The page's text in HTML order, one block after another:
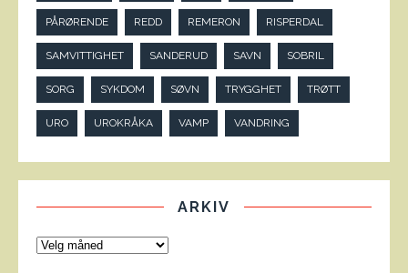
PÅRØRENDE REDD REMERON RISPERDAL
SAMVITTIGHET SANDERUD SAVN SOBRIL
SORG SYKDOM SØVN TRYGGHET TRØTT
URO UROKRÅKA VAMP VANDRING
ARKIV